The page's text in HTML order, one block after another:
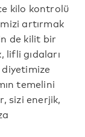
kilo kontrolü
artırmak
de kilit bir
gıdaları
temelini
sizi enerjik,